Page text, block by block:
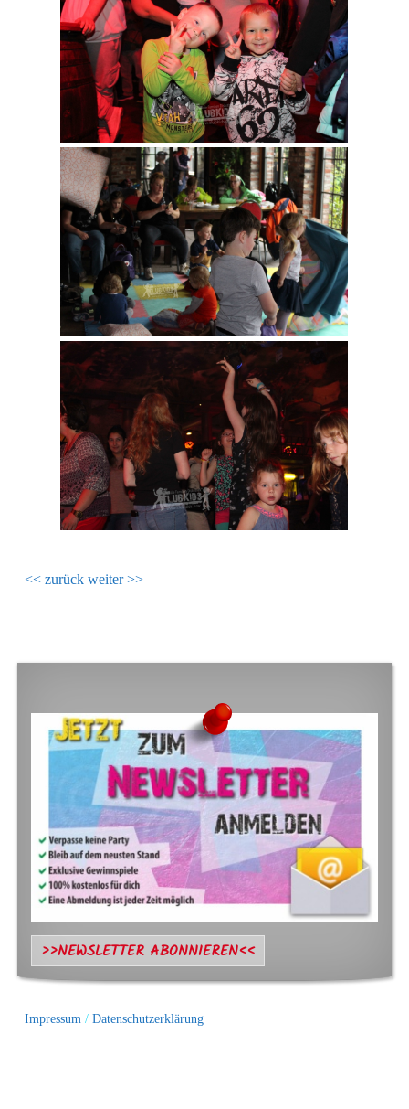
<< zurück weiter >>
FOOTER SIDEBAR
>>NEWSLETTER ABONNIEREN<<
Impressum /Datenschutzerklärung